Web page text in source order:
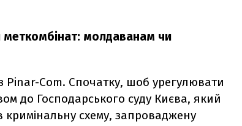
меткомбінат: молдаванам чи
Pinar-Com. Спочатку, шоб урегулювати
до Господарського суду Києва, який
кримінальну схему, запроваджену